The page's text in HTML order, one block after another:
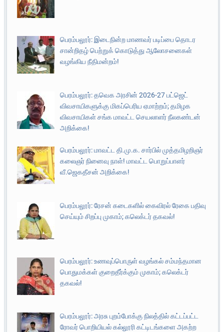
பெரம்பலூர்: இடைநின்ற மாணவர் படிப்பை தொடர
சான்றிதழ் பெற்றுக் கொடுத்து ஆலோசனைகள்
வழங்கிய நீதிமன்றம்!
பெரம்பலூர்: தவெக அரசின் 2026-27 பட்ஜெட்
விவசாயிகளுக்கு மிகப்பெரிய ஏமாற்றம்; தமிழக
விவசாயிகள் சங்க மாவட்ட செயலாளர் நீலகண்டன்
அறிக்கை!
பெரம்பலூர்: மாவட்ட தி.மு.க. சார்பில் முத்தமிழறிஞர்
கலைஞர் நினைவு நாள்! மாவட்ட பொறுப்பாளர்
வீ.ஜெகதீசன் அறிக்கை!
பெரம்பலூர்: ரேசன் கடைகளில் கைவிரல் ரேகை பதிவு
செய்யும் சிறப்பு முகாம்; கலெக்டர் தகவல்!
பெரம்பலூர்: உணவுப்பொருள் வழங்கல் சம்மந்தமான
பொதுமக்கள் குறைதீர்க்கும் முகாம்; கலெக்டர்
தகவல்!
பெரம்பலூர்: அரசு புறம்போக்கு நிலத்தில் கட்டப்பட்ட
ரோவர் பொறியியல் கல்லூரி கட்டிடங்களை அகற்ற